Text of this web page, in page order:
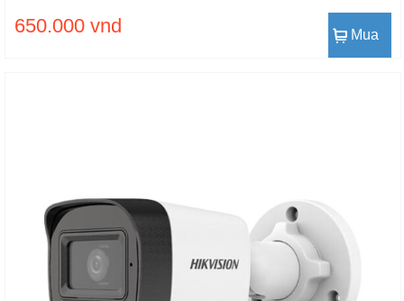
650.000 vnd Mua